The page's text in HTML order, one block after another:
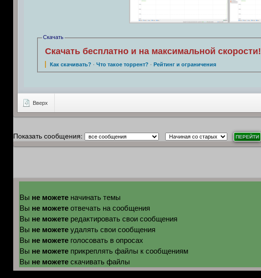
Скачать
Скачать бесплатно и на максимальной скорости!
Как скачивать? ·Что такое торрент? · Рейтинг и ограничения
Вверх
Показать сообщения:
Вы не можетеначинать темы
Вы не можетеотвечать на сообщения
Вы не можетередактировать свои сообщения
Вы не можетеудалять свои сообщения
Вы не можетеголосовать в опросах
Вы не можетеприкреплять файлы к сообщениям
Вы не можетескачивать файлы